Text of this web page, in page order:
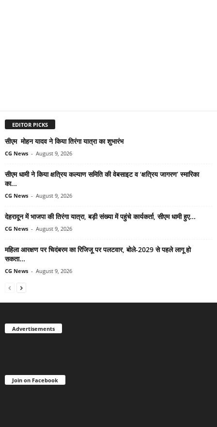
EDITOR PICKS
सीएम मोहन यादव ने किया तिरंगा यात्रा का शुभारंभ
CG News - August 9, 2026
सीएम धामी ने किया क्षत्रिय कल्याण समिति की वेबसाइट व ‘क्षत्रिय जागरण’ स्मारिका
का...
CG News - August 9, 2026
देहरादून में भाजपा की तिरंगा यात्रा, बड़ी संख्या में पहुंचे कार्यकर्ता, सीएम धामी हुए...
CG News - August 9, 2026
महिला आरक्षण पर चिदंबरम का रिजिजू पर पलटवार, बोले-2029 से पहले लागू हो
सकता...
CG News - August 9, 2026
Advertisements
Join on Facebook